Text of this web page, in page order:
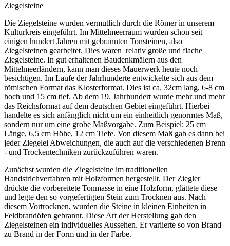
Ziegelsteine
Die Ziegelsteine wurden vermutlich durch die Römer in unserem
Kulturkreis eingeführt. Im Mittelmeerraum wurden schon seit
einigen hundert Jahren mit gebrannten Tonsteinen, also
Ziegelsteinen gearbeitet. Dies waren relativ große und flache
Ziegelsteine. In gut erhaltenen Baudenkmälern aus den
Mittelmeerländern, kann man dieses Mauerwerk heute noch
besichtigen. Im Laufe der Jahrhunderte entwickelte sich aus dem
römischen Format das Klosterformat. Dies ist ca. 32cm lang, 6-8 cm
hoch und 15 cm tief. Ab dem 19. Jahrhundert wurde mehr und mehr
das Reichsformat auf dem deutschen Gebiet eingeführt. Hierbei
handelte es sich anfänglich nicht um ein einheitlich genormtes Maß,
sondern nur um eine grobe Maßvorgabe. Zum Beispiel: 25 cm
Länge, 6,5 cm Höhe, 12 cm Tiefe. Von diesem Maß gab es dann bei
jeder Ziegelei Abweichungen, die auch auf die verschiedenen Brenn
- und Trockentechniken zurückzuführen waren.
Zunächst wurden die Ziegelsteine im traditionellen
Handstrichverfahren mit Holzformen hergestellt. Der Ziegler
drückte die vorbereitete Tonmasse in eine Holzform, glättete diese
und legte den so vorgefertigten Stein zum Trocknen aus. Nach
diesem Vortrocknen, wurden die Steine in kleinen Einheiten in
Feldbrandöfen gebrannt. Diese Art der Herstellung gab den
Ziegelsteinen ein individuelles Aussehen. Er variierte so von Brand
zu Brand in der Form und in der Farbe.